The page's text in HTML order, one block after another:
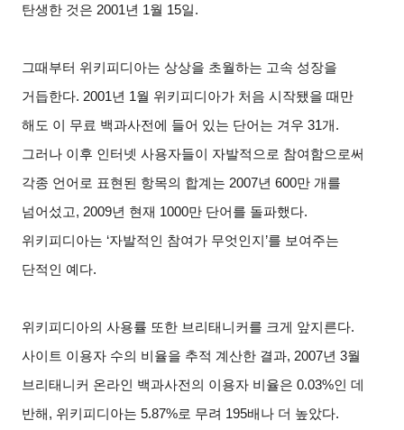
탄생한 것은 2001년 1월 15일.
그때부터 위키피디아는 상상을 초월하는 고속 성장을
거듭한다. 2001년 1월 위키피디아가 처음 시작됐을 때만
해도 이 무료 백과사전에 들어 있는 단어는 겨우 31개.
그러나 이후 인터넷 사용자들이 자발적으로 참여함으로써
각종 언어로 표현된 항목의 합계는 2007년 600만 개를
넘어섰고, 2009년 현재 1000만 단어를 돌파했다.
위키피디아는 ‘자발적인 참여가 무엇인지’를 보여주는
단적인 예다.
위키피디아의 사용률 또한 브리태니커를 크게 앞지른다.
사이트 이용자 수의 비율을 추적 계산한 결과, 2007년 3월
브리태니커 온라인 백과사전의 이용자 비율은 0.03%인 데
반해, 위키피디아는 5.87%로 무려 195배나 더 높았다.